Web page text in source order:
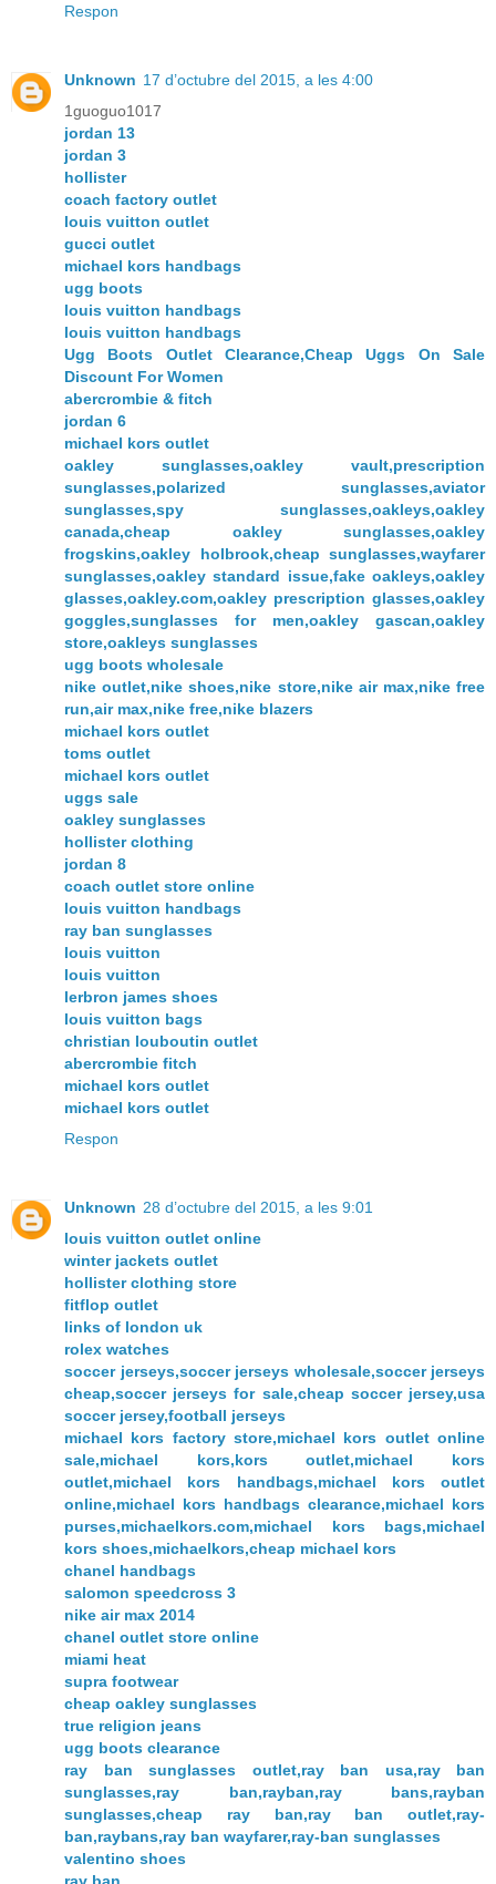
Respon
Unknown 17 d’octubre del 2015, a les 4:00
1guoguo1017
jordan 13
jordan 3
hollister
coach factory outlet
louis vuitton outlet
gucci outlet
michael kors handbags
ugg boots
louis vuitton handbags
louis vuitton handbags
Ugg Boots Outlet Clearance,Cheap Uggs On Sale
Discount For Women
abercrombie & fitch
jordan 6
michael kors outlet
oakley sunglasses,oakley vault,prescription
sunglasses,polarized sunglasses,aviator
sunglasses,spy sunglasses,oakleys,oakley
canada,cheap oakley sunglasses,oakley
frogskins,oakley holbrook,cheap sunglasses,wayfarer
sunglasses,oakley standard issue,fake oakleys,oakley
glasses,oakley.com,oakley prescription glasses,oakley
goggles,sunglasses for men,oakley gascan,oakley
store,oakleys sunglasses
ugg boots wholesale
nike outlet,nike shoes,nike store,nike air max,nike free
run,air max,nike free,nike blazers
michael kors outlet
toms outlet
michael kors outlet
uggs sale
oakley sunglasses
hollister clothing
jordan 8
coach outlet store online
louis vuitton handbags
ray ban sunglasses
louis vuitton
louis vuitton
lerbron james shoes
louis vuitton bags
christian louboutin outlet
abercrombie fitch
michael kors outlet
michael kors outlet
Respon
Unknown 28 d’octubre del 2015, a les 9:01
louis vuitton outlet online
winter jackets outlet
hollister clothing store
fitflop outlet
links of london uk
rolex watches
soccer jerseys,soccer jerseys wholesale,soccer jerseys
cheap,soccer jerseys for sale,cheap soccer jersey,usa
soccer jersey,football jerseys
michael kors factory store,michael kors outlet online
sale,michael kors,kors outlet,michael kors
outlet,michael kors handbags,michael kors outlet
online,michael kors handbags clearance,michael kors
purses,michaelkors.com,michael kors bags,michael
kors shoes,michaelkors,cheap michael kors
chanel handbags
salomon speedcross 3
nike air max 2014
chanel outlet store online
miami heat
supra footwear
cheap oakley sunglasses
true religion jeans
ugg boots clearance
ray ban sunglasses outlet,ray ban usa,ray ban
sunglasses,ray ban,rayban,ray bans,rayban
sunglasses,cheap ray ban,ray ban outlet,ray-
ban,raybans,ray ban wayfarer,ray-ban sunglasses
valentino shoes
ray ban